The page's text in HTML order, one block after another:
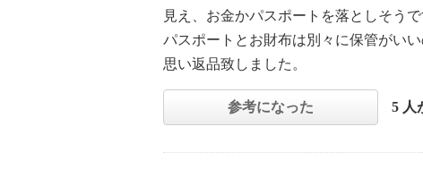
見え、お金かパスポートを落としそう
パスポートとお財布は別々に保管がい
思い返品致しました。
参考になった 5 人